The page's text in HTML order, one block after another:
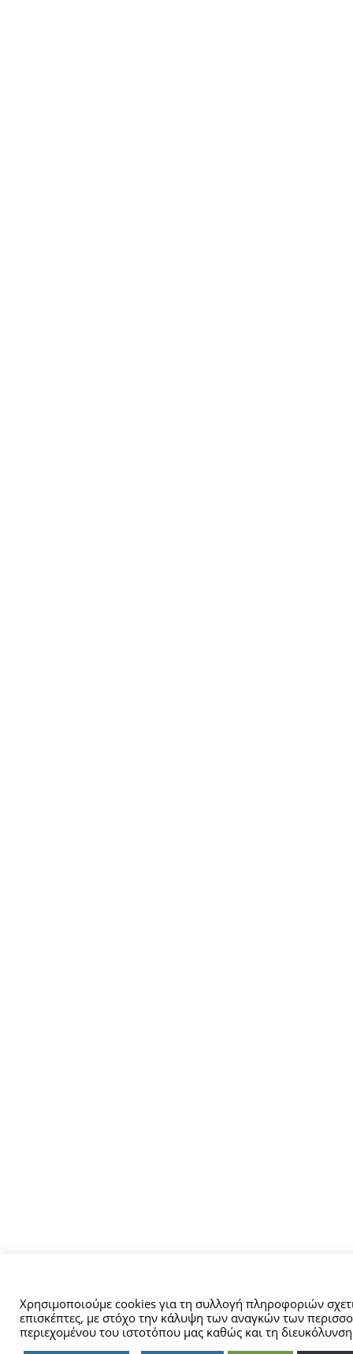
Χρησιμοποιούμε cookies για τη συλλογή πληροφοριών
επισκέπτες, με στόχο την κάλυψη των αναγκών των
περιεχομένου του ιστοτόπου μας καθώς και τη